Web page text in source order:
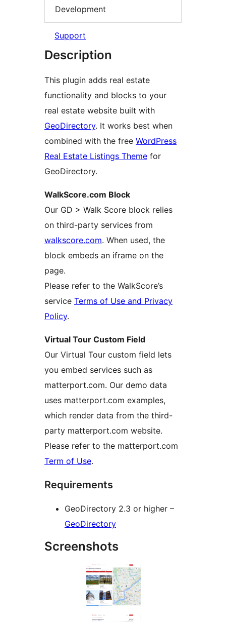
Development
Support
Description
This plugin adds real estate
functionality and blocks to your
real estate website built with
GeoDirectory. It works best when
combined with the free WordPress
Real Estate Listings Theme for
GeoDirectory.
WalkScore.com Block
Our GD > Walk Score block relies
on third-party services from
walkscore.com. When used, the
block embeds an iframe on the
page.
Please refer to the WalkScore’s
service Terms of Use and Privacy
Policy.
Virtual Tour Custom Field
Our Virtual Tour custom field lets
you embed services such as
matterport.com. Our demo data
uses matterport.com examples,
which render data from the third-
party matterport.com website.
Please refer to the matterport.com
Term of Use.
Requirements
GeoDirectory 2.3 or higher –
GeoDirectory
Screenshots